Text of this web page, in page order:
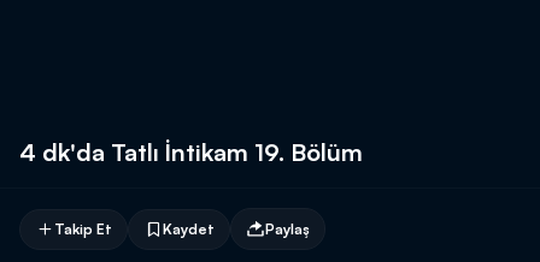
4 dk'da Tatlı İntikam 19. Bölüm
Takip Et Kaydet Paylaş